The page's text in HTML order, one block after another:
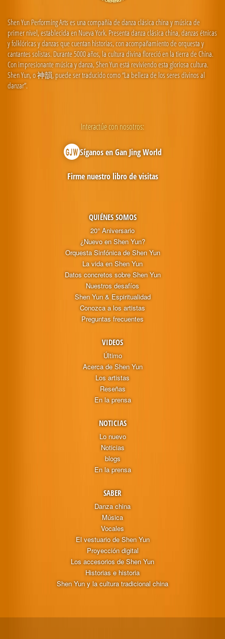
Shen Yun Performing Arts es una compañía de danza clásica china y música de
primer nivel, establecida en Nueva York. Presenta danza clásica china, danzas étnicas
y folklóricas y danzas que cuentan historias, con acompañamiento de orquesta y
cantantes solistas. Durante 5000 años, la cultura divina floreció en la tierra de China.
Con impresionante música y danza, Shen Yun está reviviendo esta gloriosa cultura.
Shen Yun, o 神韻, puede ser traducido como “La belleza de los seres divinos al
danzar”.
QUIÉNES SOMOS
20° Aniversario
¿Nuevo en Shen Yun?
Orquesta Sinfónica de Shen Yun
La vida en Shen Yun
Datos concretos sobre Shen Yun
Nuestros desafíos
Shen Yun & Espiritualidad
Conozca a los artistas
Preguntas frecuentes
VIDEOS
Último
Acerca de Shen Yun
Los artistas
Reseñas
En la prensa
NOTICIAS
Lo nuevo
Noticias
blogs
En la prensa
SABER
Danza china
Música
Vocales
El vestuario de Shen Yun
Proyección digital
Los accesorios de Shen Yun
Historias e historia
Shen Yun y la cultura tradicional china
Interactúe con nosotros:
Síganos en Gan Jing World
Firme nuestro libro de visitas